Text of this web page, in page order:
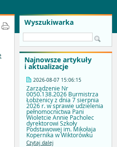
Wyszukiwarka
Najnowsze artykuły
i aktualizacje
2026-08-07 15:06:15
Zarządzenie Nr
0050.138.2026 Burmistrza
Łobżenicy z dnia 7 sierpnia
2026 r. w sprawie udzielenia
pełnomocnictwa Pani
Wioletcie Annie Pacholec
dyrektorowi Szkoły
Podstawowej im. Mikołaja
Kopernika w Wiktorówku
Czytaj dalej